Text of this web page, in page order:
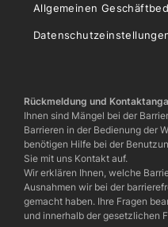
Allgemeinen
Rückmeldung und
Ihnen sind Mängel bei der
Barrieren in der Bedienung der
benötigen Hilfe bei der
Sie mit uns Kontakt auf.
Wir erklären Ihnen, welche
Ausnahmen wir bei der
gemacht haben. Ihre Fragen
und innerhalb der gesetzlichen